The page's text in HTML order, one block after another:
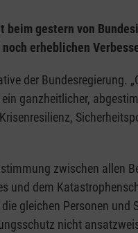
gestern von
erheblichen
der Bundesregierung.
ganzheitlicher,
zwischen allen
und dem
gleichen Personen und
nicht